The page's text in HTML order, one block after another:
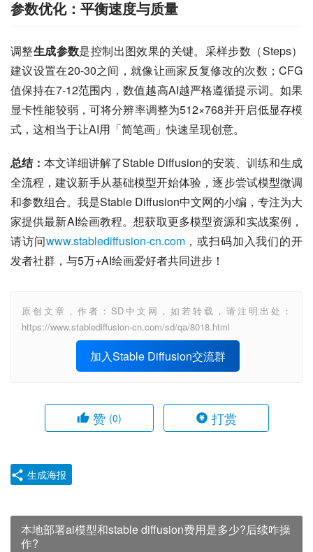
参数优化：平衡速度与质量
调整生成参数是控制出图效果的关键。采样步数（Steps）
建议设置在20-30之间，就像让画家反复修改的次数；CFG
值保持在7-12范围内，数值越高AI越严格遵循提示词。如果
显卡性能较弱，可将分辨率调整为512×768并开启低显存模
式，这相当于让AI用「简笔画」快速呈现创意。
总结： 本文详细讲解了Stable Diffusion的安装、训练和生成
全流程，建议新手从基础模型开始体验，逐步尝试模型微调
和参数组合。我是Stable Diffusion中文网的小编，专注为大
家提供最新AI绘画教程。想获取更多模型资源和实战案例，
请访问www.stablediffusion-cn.com，或扫码加入我们的开
发者社群，与5万+AI绘画爱好者共同进步！
原创文章，作者：SD中文网，如若转载，请注明出处：
https://www.stablediffusion-cn.com/sd/qa/8018.html
加入Stable Diffusion交流群
赞 (0) 打赏
生成海报
本地部署ai模型和stable diffusion费用是多少?后续咋操
作?